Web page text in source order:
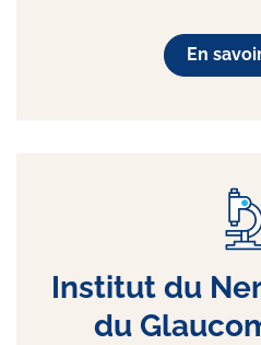
En
Institut du
du